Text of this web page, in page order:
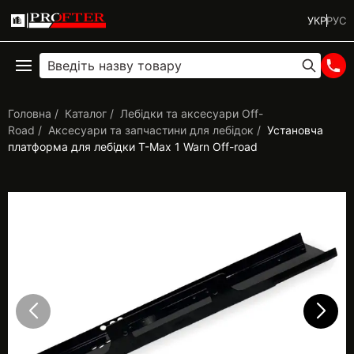
УКРРУС
Головна Каталог
Лебідки та аксесуари Off-
Road
Аксесуари та запчастини для лебідок
Установча
платформа для лебідки T-Max 1 Warn Off-road